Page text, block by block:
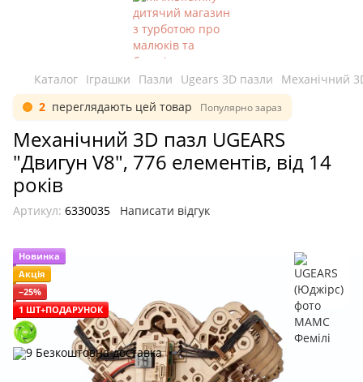
Каталог Іграшки Пазли Ugears 3D пазли
Механічний
2 переглядають цей товар Популярно зараз
Механічний 3D пазл UGEARS
"Двигун V8", 776 елементів, від 14
років
Артикул: 6330035 Написати відгук
Новинка
Акція
−25%
1 ШТ+ПОДАРУНОК